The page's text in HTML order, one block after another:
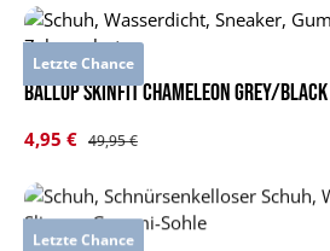
Letzte Chance
BALLOP Skinfit Chameleon grey/black
Verkaufspreis:
4,95 € Regulärer Preis:
49,95 €
Letzte Chance